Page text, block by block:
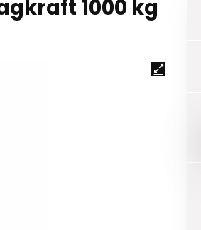
1000 kg